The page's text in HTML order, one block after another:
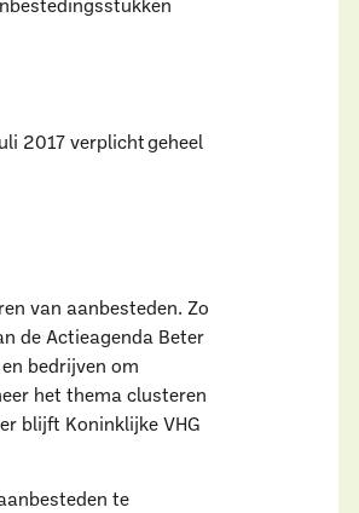
naar op zoek?
2017 verplicht geheel
van aanbesteden. Zo
de Actieagenda Beter
bedrijven om
het thema clusteren
blijft Koninklijke VHG
te